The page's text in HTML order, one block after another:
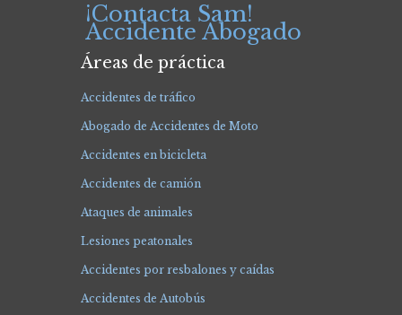
¡Contacta Sam!
Accidente Abogado
Áreas de práctica
Accidentes de tráfico
Abogado de Accidentes de Moto
Accidentes en bicicleta
Accidentes de camión
Ataques de animales
Lesiones peatonales
Accidentes por resbalones y caídas
Accidentes de Autobús